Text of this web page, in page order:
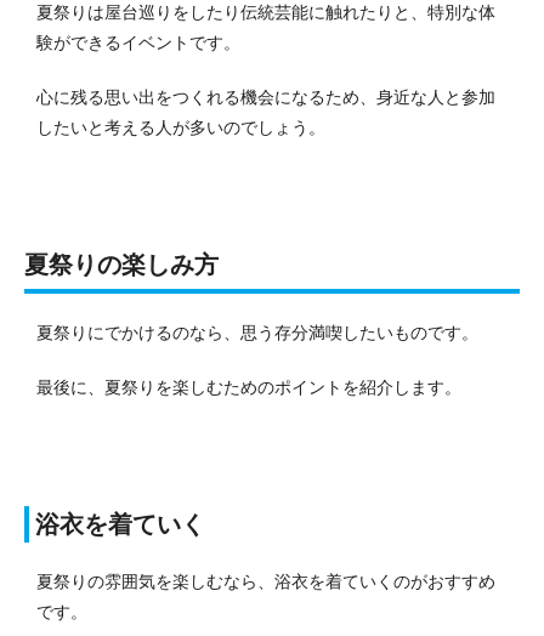
夏祭りは屋台巡りをしたり伝統芸能に触れたりと、特別な体
験ができるイベントです。
心に残る思い出をつくれる機会になるため、身近な人と参加
したいと考える人が多いのでしょう。
夏祭りの楽しみ方
夏祭りにでかけるのなら、思う存分満喫したいものです。
最後に、夏祭りを楽しむためのポイントを紹介します。
浴衣を着ていく
夏祭りの雰囲気を楽しむなら、浴衣を着ていくのがおすすめ
です。